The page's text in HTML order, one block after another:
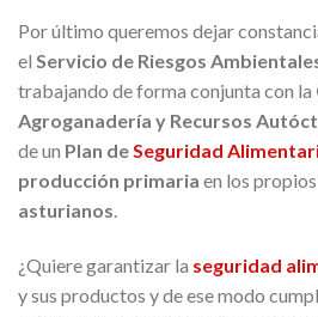
Por último queremos dejar
el Servicio de Riesgos
trabajando de forma conjunta con la
Agroganadería y Recursos
de un Plan deSeguridad
producción primaria en los propios
asturianos.
¿Quiere garantizar la seguridad
y sus productos y de ese modo